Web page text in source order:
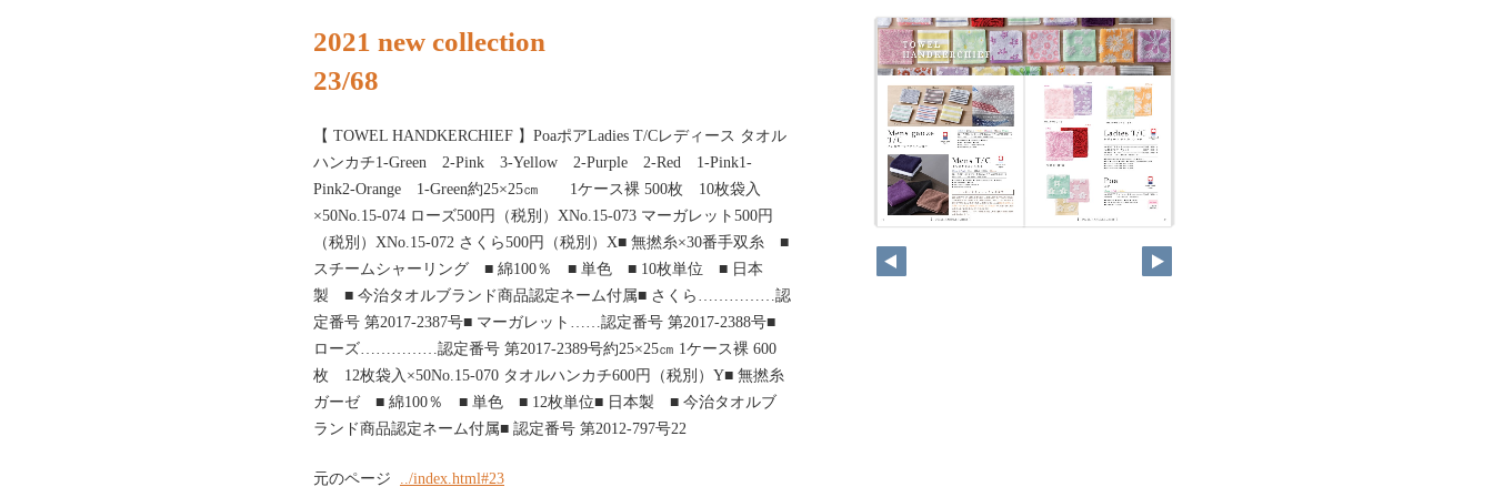
2021 new collection
23/68
【 TOWEL HANDKERCHIEF 】PoaポアLadies T/Cレディース タオル
ハンカチ1-Green 2-Pink 3-Yellow 2-Purple 2-Red 1-Pink1-
Pink2-Orange 1-Green約25×25㎝ 1ケース裸 500枚 10枚袋入
×50No.15-074 ローズ500円（税別）XNo.15-073 マーガレット500円
（税別）XNo.15-072 さくら500円（税別）X■ 無撚糸×30番手双糸 ■
スチームシャーリング ■ 綿100％ ■ 単色 ■ 10枚単位 ■ 日本
製 ■ 今治タオルブランド商品認定ネーム付属■ さくら……………認
定番号 第2017-2387号■ マーガレット……認定番号 第2017-2388号■
ローズ……………認定番号 第2017-2389号約25×25㎝ 1ケース裸 600
枚 12枚袋入×50No.15-070 タオルハンカチ600円（税別）Y■ 無撚糸
ガーゼ ■ 綿100％ ■ 単色 ■ 12枚単位■ 日本製 ■ 今治タオルブ
ランド商品認定ネーム付属■ 認定番号 第2012-797号22
元のページ ../index.html#23